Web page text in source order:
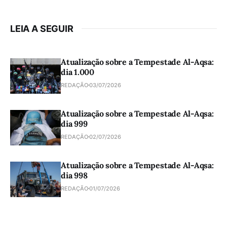
LEIA A SEGUIR
Atualização sobre a Tempestade Al-Aqsa:
dia 1.000
REDAÇÃO03/07/2026
Atualização sobre a Tempestade Al-Aqsa:
dia 999
REDAÇÃO02/07/2026
Atualização sobre a Tempestade Al-Aqsa:
dia 998
REDAÇÃO01/07/2026